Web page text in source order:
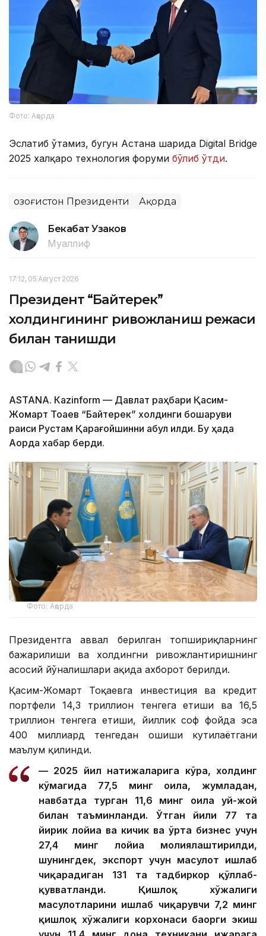
Фото: Ақорда
Эслатиб ўтамиз, бугун Астана шаҳрида Digital Bridge
2025 халқаро технология форуми бўлиб ўтди.
Қозоғистон Президенти Ақорда
Бекабат Узаков
Муаллиф
17:12, 05 Август 2026
Президент “Байтерек”
холдингининг ривожланиш режаси
билан танишди
ASTANА. Каzinform — Давлат раҳбари Қасим-
Жомарт Тоқаев “Байтерек” холдинги бошқаруви
раиси Рустам Қарағойшинни қабул қилди. Бу ҳақда
Ақорда хабар берди.
Фото: Ақорда
Президентга аввал берилган топшириқларнинг
бажарилиши ва холдингни ривожлантиришнинг
асосий йўналишлари ҳақида ахборот берилди.
Қасим-Жомарт Тоқаевга инвестиция ва кредит
портфели 14,3 триллион тенгега етиши ва 16,5
триллион тенгега етиши, йиллик соф фойда эса
400 миллиард тенгедан ошиши кутилаётгани
маълум қилинди.
— 2025 йил натижаларига кўра, холдинг
кўмагида 77,5 минг оила, жумладан,
навбатда турган 11,6 минг оила уй-жой
билан таъминланди. Ўтган йили 77 та
йирик лойиҳа ва кичик ва ўрта бизнес учун
27,4 минг лойиҳа молиялаштирилди,
шунингдек, экспорт учун маҳсулот ишлаб
чиқарадиган 131 та тадбиркор қўллаб-
қувватланди. Қишлоқ хўжалиги
маҳсулотларини ишлаб чиқарувчи 7,2 минг
қишлоқ хўжалиги корхонаси баҳорги экиш